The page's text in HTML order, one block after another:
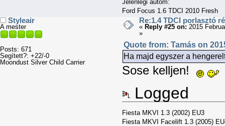
Jelenlegi autóm:
Ford Focus 1.6 TDCI 2010 Fresh
Styleair
A mester
Posts: 671
Segített?: +22/-0
Moondust Silver Child Carrier
Re:1.4 TDCI porlasztó
« Reply #25 on: 2015
»
Quote from: Tamás on
Ha majd egyszer a
Sose kelljen!
Logged
Fiesta MKVI 1.3 (2002) EU3
Fiesta MKVI Facelift 1.3 (2005)